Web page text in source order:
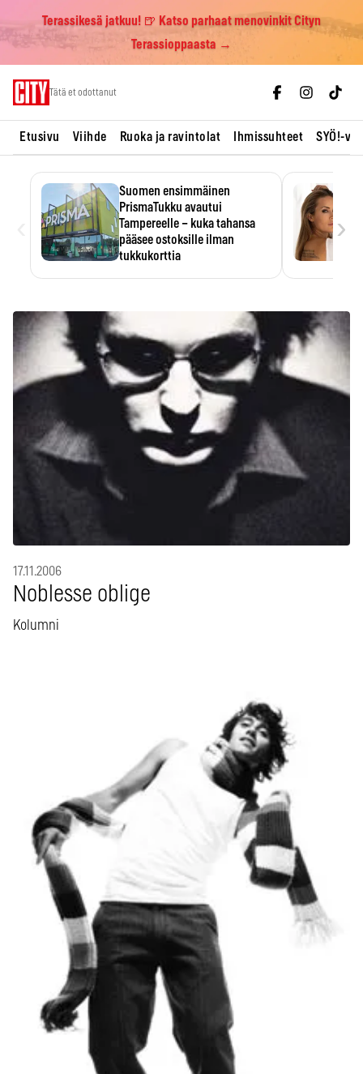
Terassikesä jatkuu! 🍺 Katso parhaat menovinkit Cityn
Terassioppaasta →
Tätä et odottanut
Etusivu Viihde Ruoka ja ravintolat Ihmissuhteet SYÖ!-
Suomen ensimmäinen
PrismaTukku avautui
Tampereelle – kuka tahansa
pääsee ostoksille ilman
tukkukorttia
›
17.11.2006
Noblesse oblige
Kolumni